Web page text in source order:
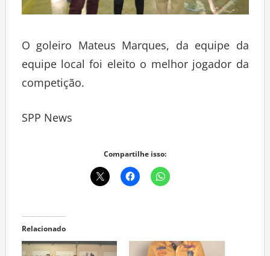
O goleiro Mateus Marques, da equipe da
equipe local foi eleito o melhor jogador da
competição.
SPP News
Compartilhe isso:
Relacionado